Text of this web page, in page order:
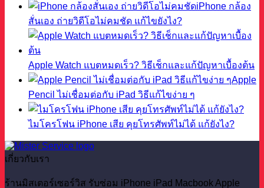
iPhone กล้อง
สั่นเอง ถ่ายวิดีโอไม่คมชัด แก้ไขยังไง?
Apple Watch แบตหมดเร็ว? วิธีเช็กและแก้ปัญหาเบื้องต้น
Apple
Pencil ไม่เชื่อมต่อกับ iPad วิธีแก้ไขง่าย ๆ
ไมโครโฟน iPhone เสีย คุยโทรศัพท์ไม่ได้ แก้ยังไง?
เกี่ยวกับเรา
ร้านมิสเตอร์เซอร์วิส รับซ่อม iPhone iPad Macbook Apple